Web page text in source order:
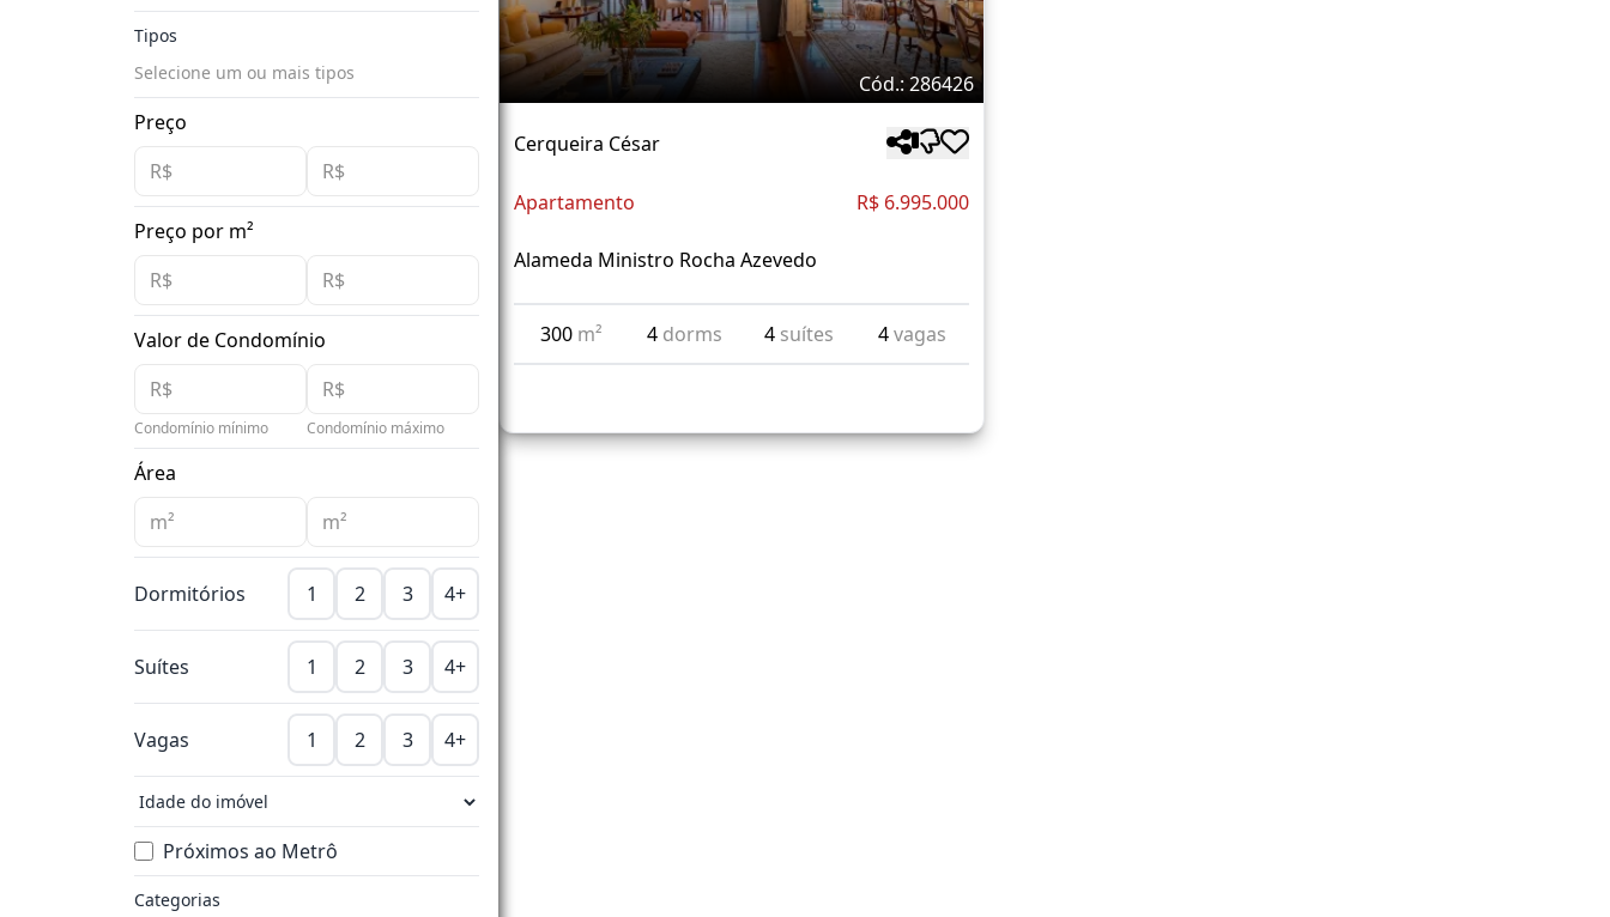
Tipos
Selecione um ou mais tipos
Preço
Preço por m²
Valor de Condomínio
Condomínio mínimo Condomínio máximo
Área
Dormitórios 1 2 3 4+
Suítes 1 2 3 4+
Vagas 1 2 3 4+
Próximos ao Metrô
Categorias
Cód.: 286426
Cerqueira César
Apartamento R$ 6.995.000
Alameda Ministro Rocha Azevedo
300 m² 4 dorms 4 suítes 4vagas